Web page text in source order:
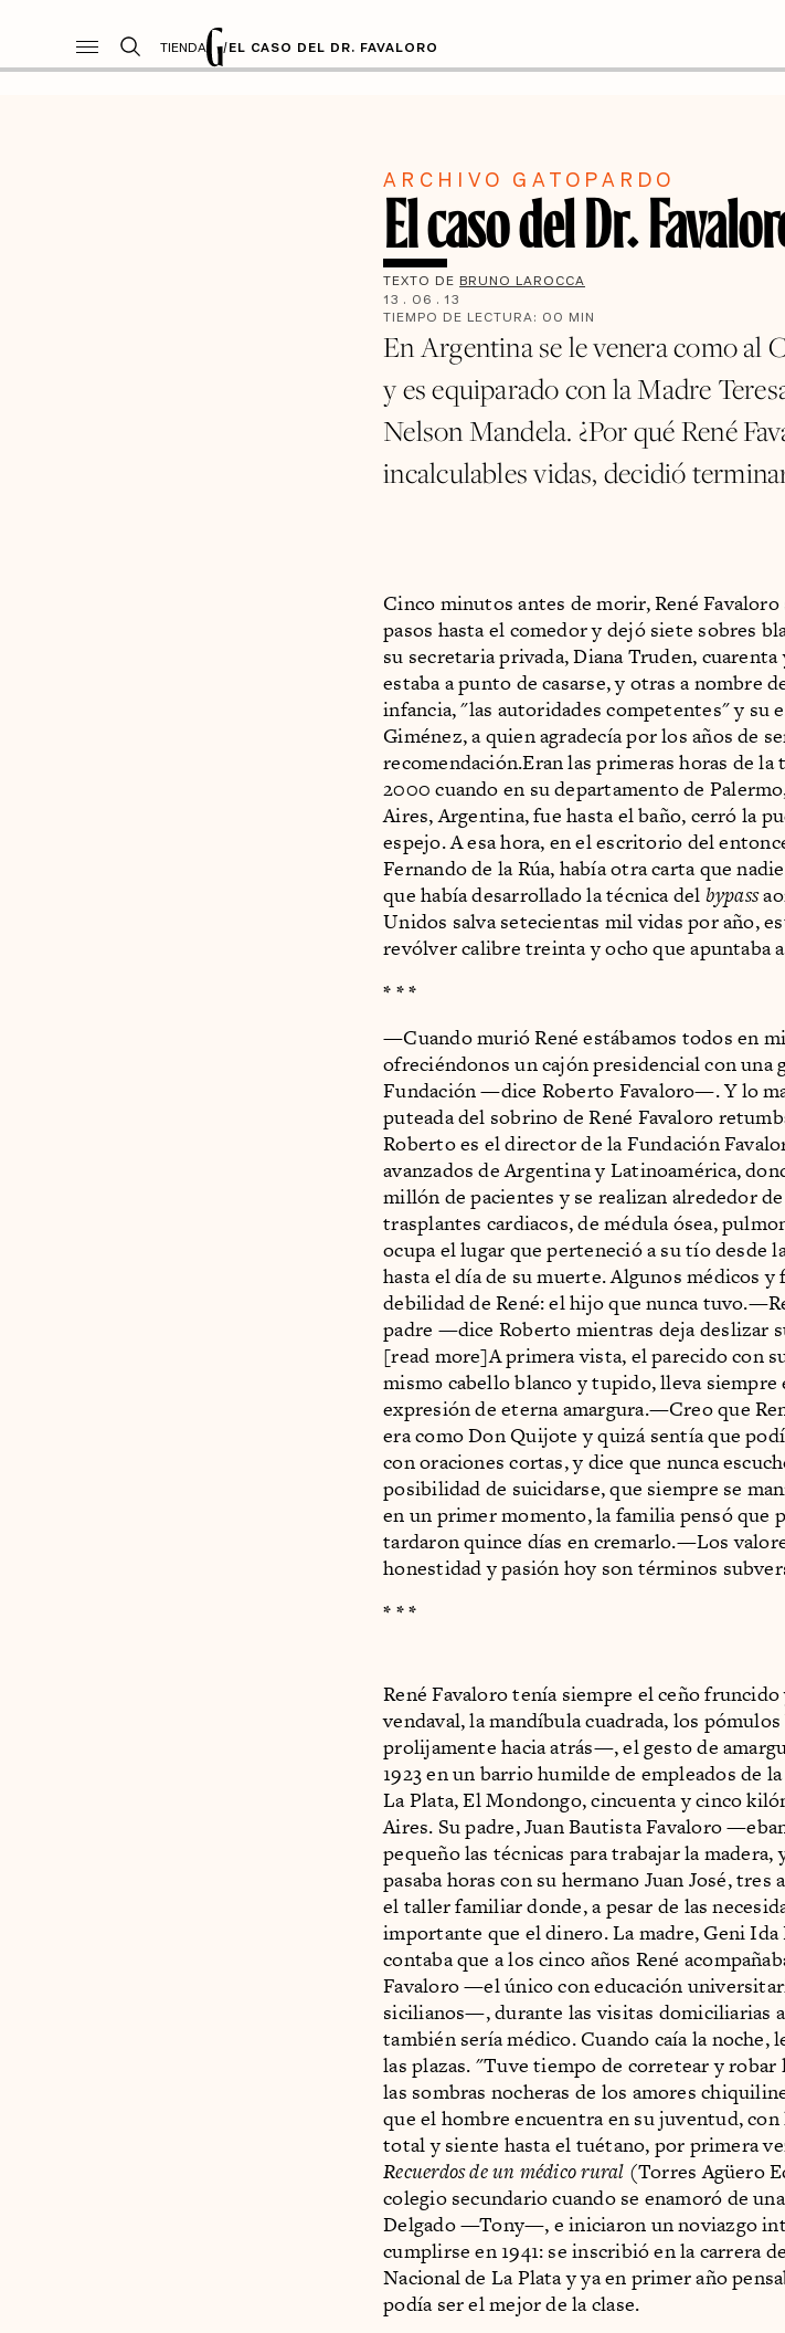
TIENDA /EL CASO DEL DR. FAVALORO
ARCHIVO GATOPARDO
El caso del Dr.
TEXTO DE BRUNO LAROCCA
13 . 06 . 13
TIEMPO DE LECTURA: 00 MIN
En Argentina se le venera como al
y es equiparado con la Madre
Nelson Mandela. ¿Por qué René
incalculables vidas, decidió
Cinco minutos antes de morir, René
pasos hasta el comedor y dejó siete sobres
su secretaria privada, Diana Truden,
estaba a punto de casarse, y otras a nombre
infancia, "las autoridades competentes" y su
Giménez, a quien agradecía por los años de
recomendación.Eran las primeras horas de
2000 cuando en su departamento de
Aires, Argentina, fue hasta el baño, cerró la
espejo. A esa hora, en el escritorio del
Fernando de la Rúa, había otra carta que
que había desarrollado la técnica del bypass
Unidos salva setecientas mil vidas por año,
revólver calibre treinta y ocho que apuntaba
* * *
—Cuando murió René estábamos todos en
ofreciéndonos un cajón presidencial con una
Fundación —dice Roberto Favaloro—. Y lo
puteada del sobrino de René Favaloro
Roberto es el director de la Fundación
avanzados de Argentina y Latinoamérica,
millón de pacientes y se realizan alrededor
trasplantes cardiacos, de médula ósea,
ocupa el lugar que perteneció a su tío desde
hasta el día de su muerte. Algunos médicos y
debilidad de René: el hijo que nunca
padre —dice Roberto mientras deja deslizar
[read more]A primera vista, el parecido con
mismo cabello blanco y tupido, lleva
expresión de eterna amargura.—Creo que
era como Don Quijote y quizá sentía que
con oraciones cortas, y dice que nunca
posibilidad de suicidarse, que siempre se
en un primer momento, la familia pensó que
tardaron quince días en cremarlo.—Los
honestidad y pasión hoy son términos
* * *
René Favaloro tenía siempre el ceño
vendaval, la mandíbula cuadrada, los
prolijamente hacia atrás—, el gesto de
1923 en un barrio humilde de empleados de
La Plata, El Mondongo, cincuenta y cinco
Aires. Su padre, Juan Bautista Favaloro
pequeño las técnicas para trabajar la
pasaba horas con su hermano Juan José,
el taller familiar donde, a pesar de las
importante que el dinero. La madre, Geni
contaba que a los cinco años René
Favaloro —el único con educación
sicilianos—, durante las visitas domiciliarias
también sería médico. Cuando caía la noche,
las plazas. "Tuve tiempo de corretear y
las sombras nocheras de los amores
que el hombre encuentra en su juventud,
total y siente hasta el tuétano, por primera
Recuerdos de un médico rural (Torres Agüero
colegio secundario cuando se enamoró de
Delgado —Tony—, e iniciaron un noviazgo
cumplirse en 1941: se inscribió en la carrera
Nacional de La Plata y ya en primer año
podía ser el mejor de la clase.